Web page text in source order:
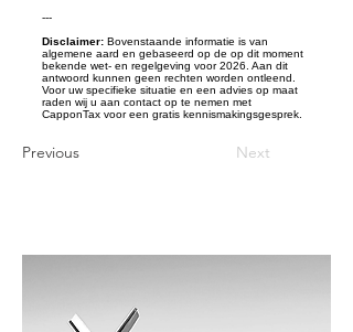
---
Disclaimer: Bovenstaande informatie is van
algemene aard en gebaseerd op de op dit moment
bekende wet- en regelgeving voor 2026. Aan dit
antwoord kunnen geen rechten worden ontleend.
Voor uw specifieke situatie en een advies op maat
raden wij u aan contact op te nemen met
CapponTax voor een gratis kennismakingsgesprek.
Previous Next